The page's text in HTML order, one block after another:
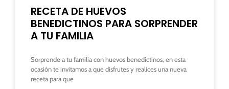
RECETA DE HUEVOS
BENEDICTINOS PARA SORPRENDER
A TU FAMILIA
Sorprende a tu familia con huevos benedictinos, en esta
ocasión te invitamos a que disfrutes y realices una nueva
receta para que